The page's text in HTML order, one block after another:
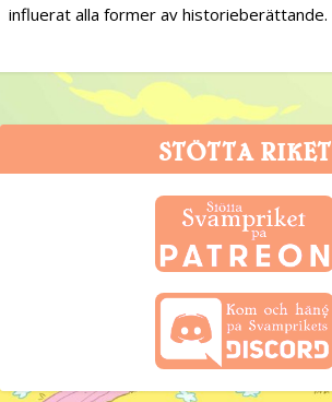
influerat alla former av historieberättande.
STÖTTA RIKET